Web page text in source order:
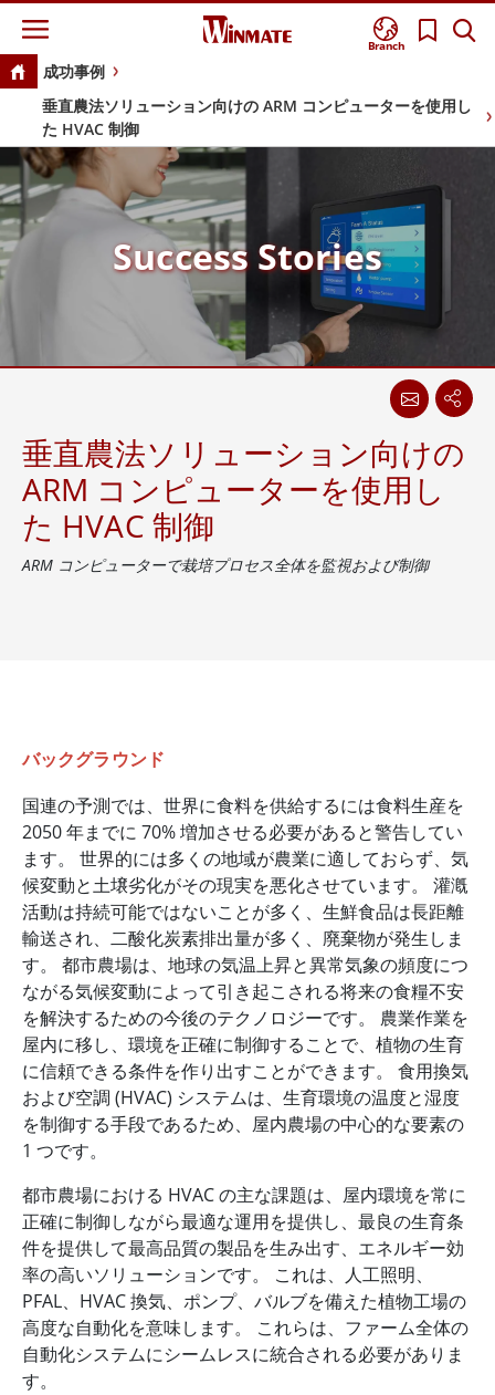
Branch
成功事例
垂直農法ソリューション向けの ARM コンピューターを使用し
た HVAC 制御
Success Stories
垂直農法ソリューション向けの
ARM コンピューターを使用し
た HVAC 制御
ARM コンピューターで栽培プロセス全体を監視および制御
バックグラウンド
国連の予測では、世界に食料を供給するには食料生産を
2050 年までに 70% 増加させる必要があると警告してい
ます。 世界的には多くの地域が農業に適しておらず、気
候変動と土壌劣化がその現実を悪化させています。 灌漑
活動は持続可能ではないことが多く、生鮮食品は長距離
輸送され、二酸化炭素排出量が多く、廃棄物が発生しま
す。 都市農場は、地球の気温上昇と異常気象の頻度につ
ながる気候変動によって引き起こされる将来の食糧不安
を解決するための今後のテクノロジーです。 農業作業を
屋内に移し、環境を正確に制御することで、植物の生育
に信頼できる条件を作り出すことができます。 食用換気
および空調 (HVAC) システムは、生育環境の温度と湿度
を制御する手段であるため、屋内農場の中心的な要素の
1 つです。
都市農場における HVAC の主な課題は、屋内環境を常に
正確に制御しながら最適な運用を提供し、最良の生育条
件を提供して最高品質の製品を生み出す、エネルギー効
率の高いソリューションです。 これは、人工照明、
PFAL、HVAC 換気、ポンプ、バルブを備えた植物工場の
高度な自動化を意味します。 これらは、ファーム全体の
自動化システムにシームレスに統合される必要がありま
す。